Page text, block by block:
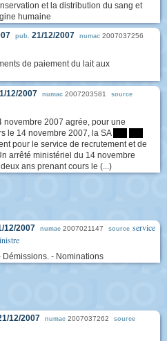
et la distribution du sang et
humaine
pub. 21/12/2007 numac 2007037256
de paiement du lait aux
12/2007 numac 2007203581 source
novembre 2007 agrée, pour une
le 14 novembre 2007, la SA
pour le service de recrutement et de
arrêté ministériel du 14 novembre
ans prenant cours le (...)
12/2007 numac 2007021147 source service
Démissions. - Nominations
12/2007 numac 2007037262 source